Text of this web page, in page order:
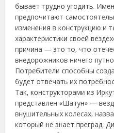
бывает трудно угодить.
предпочитают
изменения в конструкцию и
характеристики своей
причина — это то, что
внедорожников ничего
Потребители способны
будет отвечать их
Так, конструкторами из
представлен «Шатун» —
внушительных колесах,
который не знает преград.